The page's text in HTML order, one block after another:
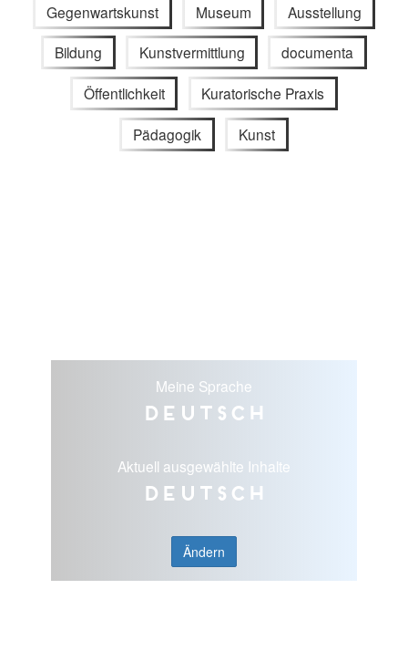
Gegenwartskunst Museum Ausstellung
Bildung Kunstvermittlung documenta
Öffentlichkeit Kuratorische Praxis
Pädagogik Kunst
Meine Sprache
Deutsch
Aktuell ausgewählte Inhalte
Deutsch
Ändern